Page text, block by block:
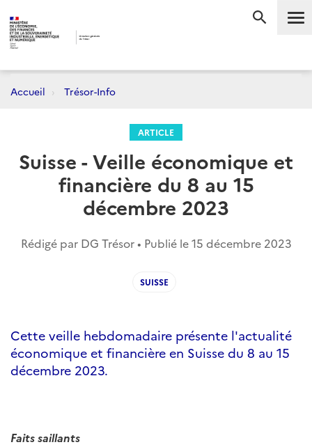
Accueil Trésor-Info
ARTICLE
Suisse - Veille économique et
financière du 8 au 15
décembre 2023
Rédigé par DG Trésor • Publié le15 décembre 2023
SUISSE
Cette veille hebdomadaire présente l'actualité
économique et financière en Suisse du 8 au 15
décembre 2023.
Faits saillants